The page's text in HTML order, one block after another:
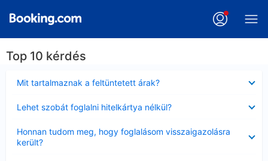
Top 10 kérdés
Mit tartalmaznak a feltüntetett árak?
Lehet szobát foglalni hitelkártya nélkül?
Honnan tudom meg, hogy foglalásom visszaigazolásra
került?